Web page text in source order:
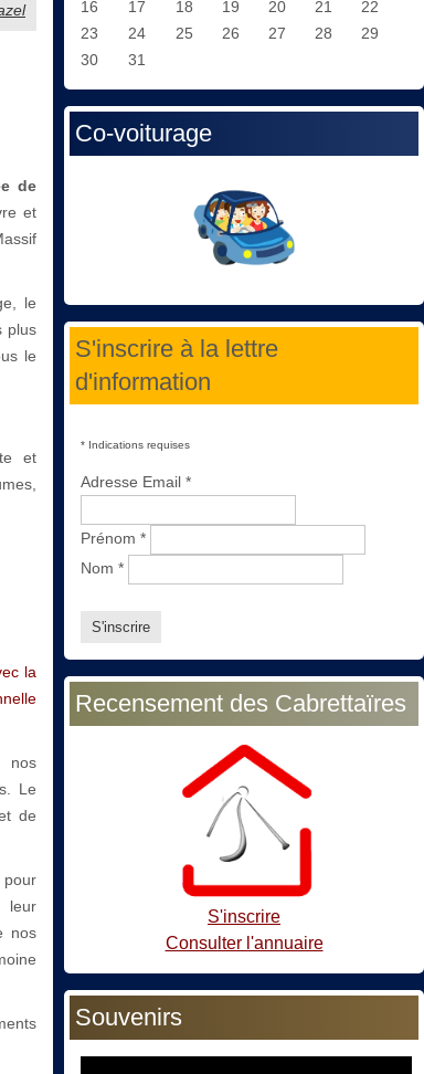
de
et
le
plus
le
et
la
nos
Le
de
leur
nos
16
17 18 19 20 21
22
23
24 25 26 27 28
29
30
31
Co-voiturage
S'inscrire à la lettre
d'information
* Indications requises
Adresse Email *
Prénom *
Nom *
Recensement des Cabrettaïres
S'inscrire
Consulter l'annuaire
Souvenirs